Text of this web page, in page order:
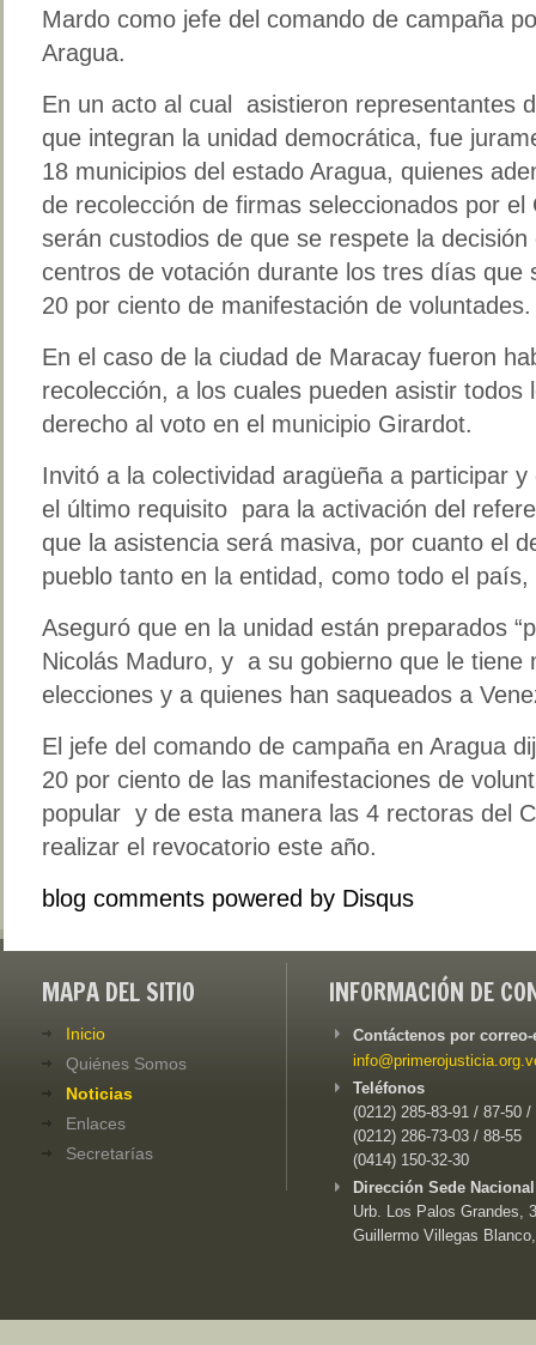
Mardo como jefe del comando de campaña
Aragua.
En un acto al cual asistieron representantes
que integran la unidad democrática, fue
18 municipios del estado Aragua, quienes
de recolección de firmas seleccionados por
serán custodios de que se respete la
centros de votación durante los tres días que
20 por ciento de manifestación de voluntades.
En el caso de la ciudad de Maracay fueron
recolección, a los cuales pueden asistir todos
derecho al voto en el municipio Girardot.
Invitó a la colectividad aragüeña a participar
el último requisito para la activación del
que la asistencia será masiva, por cuanto el
pueblo tanto en la entidad, como todo el
Aseguró que en la unidad están preparados
Nicolás Maduro, y a su gobierno que le tiene
elecciones y a quienes han saqueados a
El jefe del comando de campaña en Aragua
20 por ciento de las manifestaciones de
popular y de esta manera las 4 rectoras del
realizar el revocatorio este año.
blog comments powered by Disqus
MAPA DEL SITIO
Inicio
Quiénes Somos
Noticias
Enlaces
Secretarías
INFORMACIÓN DE
Contáctenos por
Teléfonos
(0212) 285-83-91 / 87-50 /
(0212) 286-73-03 / 88-55
(0414) 150-32-30
Dirección Sede
Urb. Los Palos Grandes,
Guillermo Villegas